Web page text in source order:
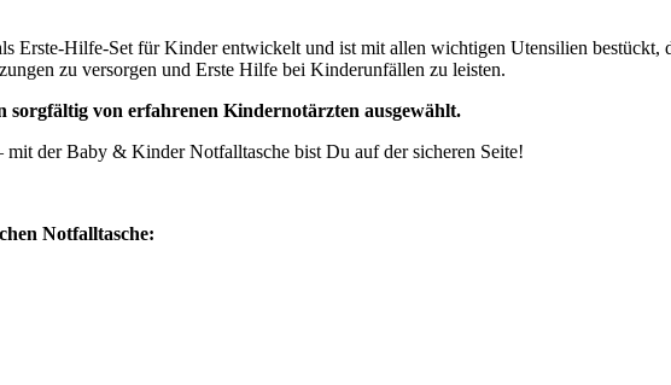
Erste-Hilfe-Set für Kinder entwickelt und ist mit allen wichtigen Utensilien
zu versorgen und Erste Hilfe bei Kinderunfällen zu leisten.
sorgfältig von erfahrenen Kindernotärzten ausgewählt.
der Baby & Kinder Notfalltasche bist Du auf der sicheren Seite!
Notfalltasche: